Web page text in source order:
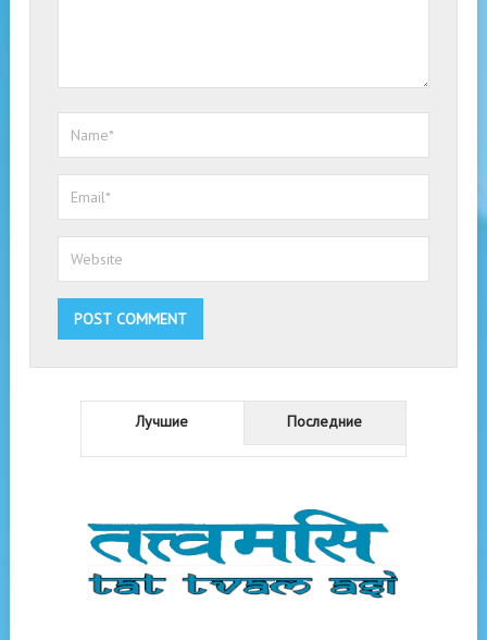
Лучшие Последние